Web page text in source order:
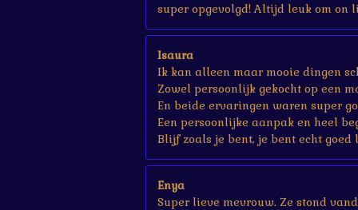
super opgevolgd! Altijd leuk om on
Isaura
Ik kan alleen maar mooie dingen
Zowel persoonlijk gekocht op een
En beide ervaringen waren super
Een persoonlijke aanpak en heel
Blijf zoals je bent, je bent echt goed
Enya
Super lieve mevrouw. Ze stond